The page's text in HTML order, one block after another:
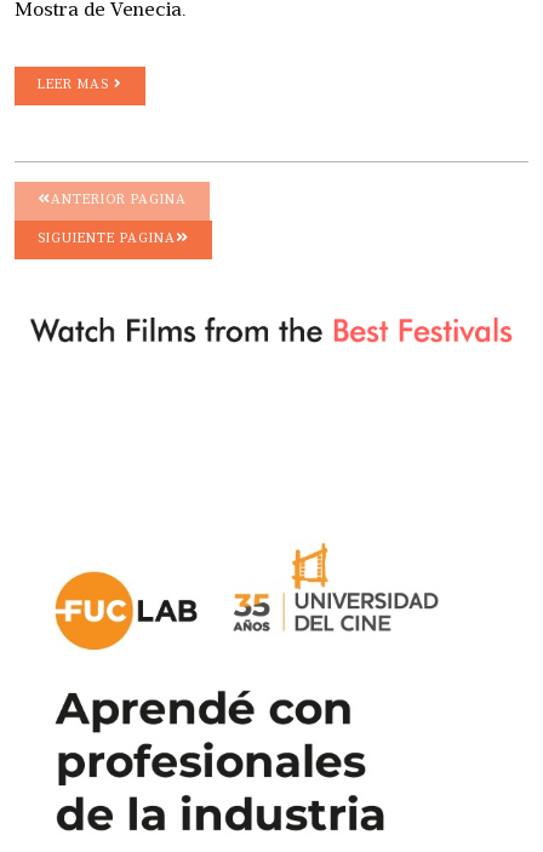
Mostra de Venecia.
LEER MAS
ANTERIOR PAGINA
SIGUIENTE PAGINA